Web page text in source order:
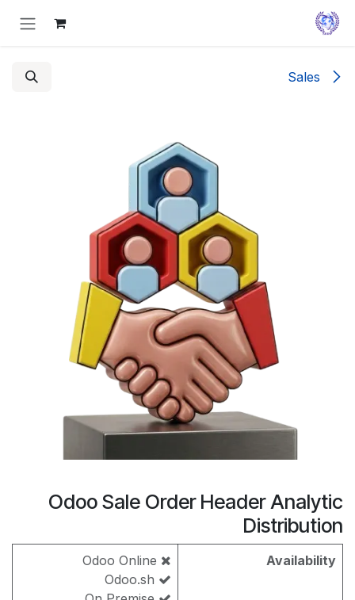
Skip to Content
Odoo Sale Order Header Analytic
Distribution
Availability